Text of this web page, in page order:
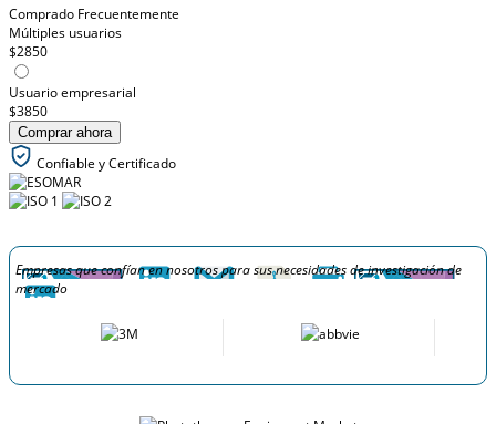
Comprado Frecuentemente
Múltiples usuarios
$2850
Usuario empresarial
$3850
Comprar ahora
Confiable y Certificado
Empresas que confían en nosotros para sus necesidades de investigación de
mercado